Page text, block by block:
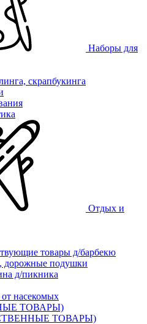
Наборы для
скрапбукинга
Отдых и
товары д/барбекю
дорожные подушки
д/пикника
насекомых
ТОВАРЫ)
ТОВАРЫ)